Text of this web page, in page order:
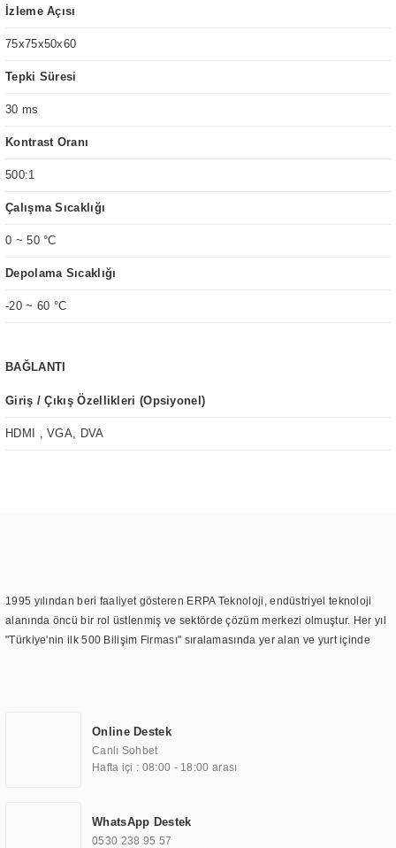
İzleme Açısı
75x75x50x60
Tepki Süresi
30 ms
Kontrast Oranı
500:1
Çalışma Sıcaklığı
0 ~ 50 °C
Depolama Sıcaklığı
-20 ~ 60 °C
BAĞLANTI
Giriş / Çıkış Özellikleri (Opsiyonel)
HDMI , VGA, DVA
1995 yılından beri faaliyet gösteren ERPA Teknoloji, endüstriyel teknoloji
alanında öncü bir rol üstlenmiş ve sektörde çözüm merkezi olmuştur. Her yıl
"Türkiye'nin ilk 500 Bilişim Firması" sıralamasında yer alan ve yurt içinde
TOCHI markası altında kendi ürettiği ürünlerde kullanmıştır. Günümüzde
TOCHI; videowall, digital signage, kiosk, totem, akıllı durak ekranı, araç içi
ekran, asansör ekranı, digital menüboard, marin ekran, medikal ekran,
ekranları, endüstriyel ekranlar, kapı önü bilgi ekranları, panel PC,
endüstriyel Panel PC, mini PC, endüstriyel mini PC ve akıllı bina sistemleri
Online Destek
Canlı Sohbet
Hafta içi : 08:00 - 18:00 arası
WhatsApp Destek
0530 238 95 57